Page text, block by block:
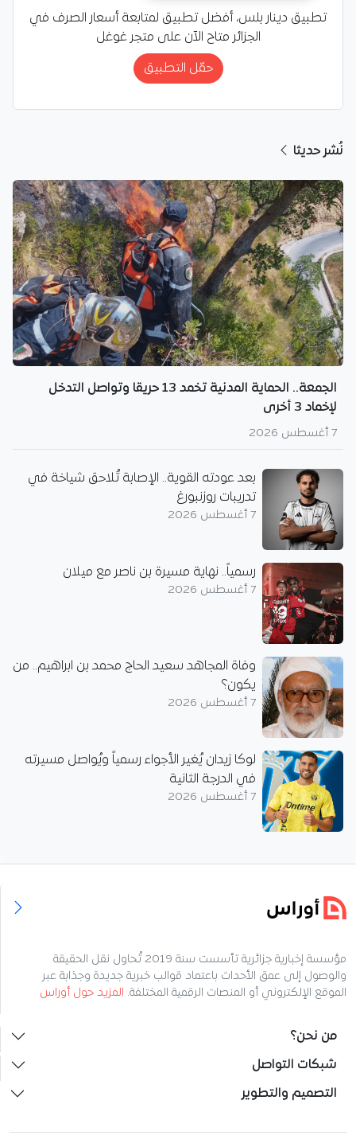
تطبيق دينار بلس، أفضل تطبيق لمتابعة أسعار الصرف في
الجزائر متاح الآن على متجر غوغل
حمّل التطبيق
نُشر حديثا
الجمعة.. الحماية المدنية تخمد 13 حريقا وتواصل التدخل
لإخماد 3 أخرى
7 أغسطس 2026
بعد عودته القوية.. الإصابة تُلاحق شياخة في
تدريبات روزنبورغ
7 أغسطس 2026
رسمياً.. نهاية مسيرة بن ناصر مع ميلان
7 أغسطس 2026
وفاة المجاهد سعيد الحاج محمد بن ابراهيم.. من
يكون؟
7 أغسطس 2026
لوكا زيدان يُغير الأجواء رسمياً ويُواصل مسيرته
في الدرجة الثانية
7 أغسطس 2026
مؤسسة إخبارية جزائرية تأسست سنة 2019 تُحاول نقل الحقيقة
والوصول إلى عمق الأحداث باعتماد قوالب خبرية جديدة وجذابة عبر
الموقع الإلكتروني أو المنصات الرقمية المختلفة. المزيد حول أوراس
من نحن؟
شبكات التواصل
التصميم والتطوير